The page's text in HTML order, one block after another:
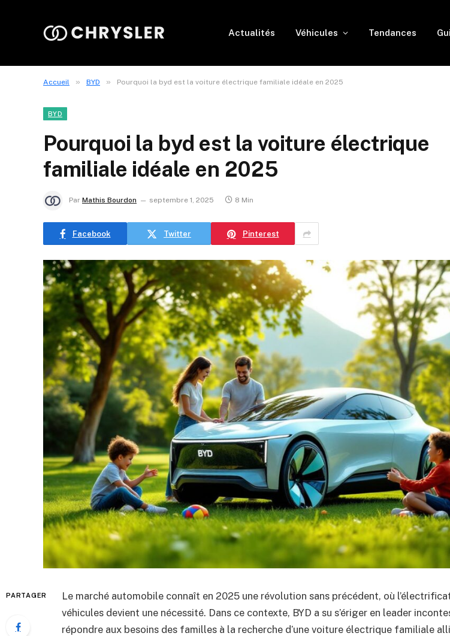
Actualités Véhicules Tendances
Accueil » BYD » Pourquoi la byd est la voiture électrique familiale idéale en 2025
BYD
Pourquoi la byd est la voiture électrique
familiale idéale en 2025
Par Mathis Bourdon septembre 1, 2025 8 Min
Facebook Twitter Pinterest
PARTAGER
Le marché automobile connaît en 2025 une révolution sans précédent, où
véhicules devient une nécessité. Dans ce contexte, BYD a su s’ériger en leader
répondre aux besoins des familles à la recherche d’une voiture électrique familiale